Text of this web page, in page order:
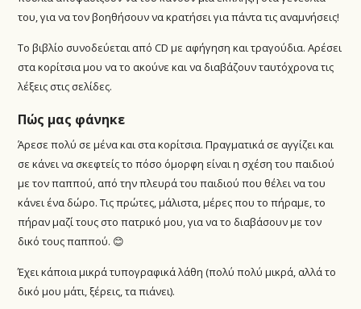
του, για να τον βοηθήσουν να κρατήσει για πάντα τις αναμνήσεις!
Το βιβλίο συνοδεύεται από CD με αφήγηση και τραγούδια. Αρέσει
στα κορίτσια μου να το ακούνε και να διαβάζουν ταυτόχρονα τις
λέξεις στις σελίδες.
Πώς μας φάνηκε
Άρεσε πολύ σε μένα και στα κορίτσια. Πραγματικά σε αγγίζει και
σε κάνει να σκεφτείς το πόσο όμορφη είναι η σχέση του παιδιού
με τον παππού, από την πλευρά του παιδιού που θέλει να του
κάνει ένα δώρο. Τις πρώτες, μάλιστα, μέρες που το πήραμε, το
πήραν μαζί τους στο πατρικό μου, για να το διαβάσουν με τον
δικό τους παππού. 😊
Έχει κάποια μικρά τυπογραφικά λάθη (πολύ πολύ μικρά, αλλά το
δικό μου μάτι, ξέρεις, τα πιάνει).